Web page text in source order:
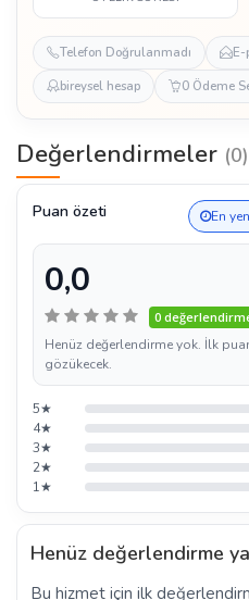
Telefon Doğrulanmadı
bireysel hesap
0 Ödeme
Değerlendirmeler (0)
Puan özeti En
0,0
0
Henüz değerlendirme yok. İlk
gözükecek.
5★
4★
3★
2★
1★
Henüz değerlendirme
Bu hizmet için ilk